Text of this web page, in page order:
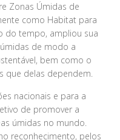
Zonas Úmidas de
como Habitat para
do tempo, ampliou sua
de modo a
bem como o
que delas dependem.
nacionais e para a
de promover a
úmidas no mundo.
reconhecimento, pelos